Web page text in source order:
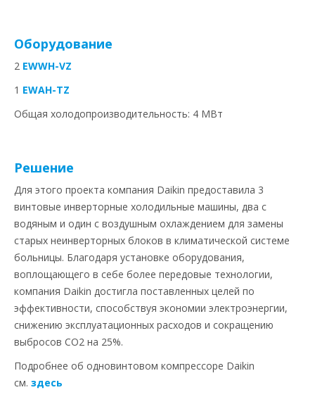
Оборудование
2 EWWH-VZ
1 EWAH-TZ
Общая холодопроизводительность: 4 МВт
Решение
Для этого проекта компания Daikin предоставила 3
винтовые инверторные холодильные машины, два с
водяным и один с воздушным охлаждением для замены
старых неинверторных блоков в климатической системе
больницы. Благодаря установке оборудования,
воплощающего в себе более передовые технологии,
компания Daikin достигла поставленных целей по
эффективности, способствуя экономии электроэнергии,
снижению эксплуатационных расходов и сокращению
выбросов CO2 на 25%.
Подробнее об одновинтовом компрессоре Daikin
см. здесь